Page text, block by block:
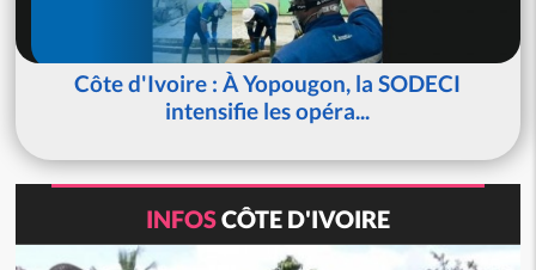
Côte d'Ivoire : À Yopougon, la SODECI
intensifie les opéra...
INFOSCÔTE D'IVOIRE